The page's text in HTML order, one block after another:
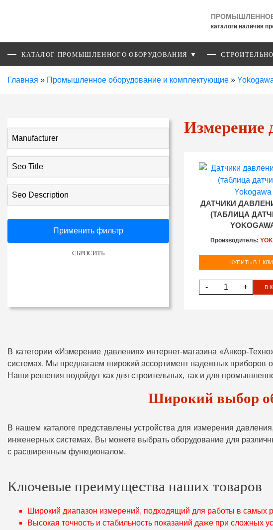
каталоги наличия
КАТАЛОГ ПРОМЫШЛЕННОГО ОБОРУДОВАНИЯ ▼
Главная » Промышленное оборудование и комплектующие »
Manufacturer
Seo Title
Seo Description
Применить фильтр
СБРОСИТЬ
Измерение
ДАТЧИКИ
(ТАБЛИЦА
Производитель:
КУПИТЬ В 1
- + В
В категории «Измерение давления» интернет-магазина «Анкор-
системах. Мы предлагаем широкий ассортимент надежных приборов
Наши решения подойдут как для строительных, так и для
Широкий выбор
В нашем каталоге представлены устройства для измерения
инженерных системах. Вы можете выбрать оборудование для
с расширенным функционалом.
Ключевые преимущества наших товаров
Широкий диапазон измерений, подходящий для работы в самых
Высокая точность и стабильность показаний даже при сложных